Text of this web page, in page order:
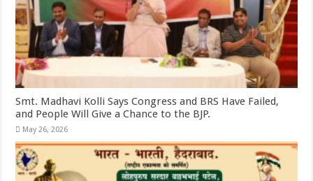
Smt. Madhavi Kolli Says Congress and BRS Have Failed,
and People Will Give a Chance to the BJP.
May 26, 2026